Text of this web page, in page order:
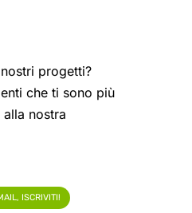
progetti?
che ti sono più
nostra
ISCRIVITI!